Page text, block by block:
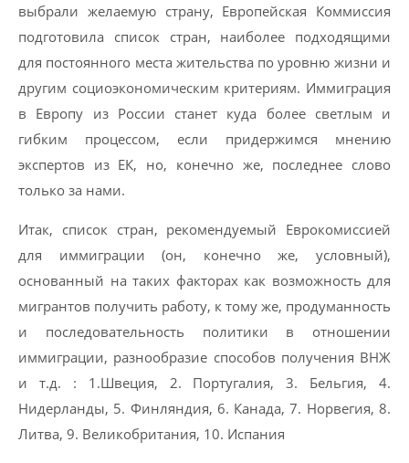
выбрали желаемую страну, Европейская Коммиссия
подготовила список стран, наиболее подходящими
для постоянного места жительства по уровню жизни и
другим социоэкономическим критериям. Иммиграция
в Европу из России станет куда более светлым и
гибким процессом, если придержимся мнению
экспертов из ЕК, но, конечно же, последнее слово
только за нами.
Итак, список стран, рекомендуемый Еврокомиссией
для иммиграции (он, конечно же, условный),
основанный на таких факторах как возможность для
мигрантов получить работу, к тому же, продуманность
и последовательность политики в отношении
иммиграции, разнообразие способов получения ВНЖ
и т.д. : 1.Швеция, 2. Португалия, 3. Бельгия, 4.
Нидерланды, 5. Финляндия, 6. Канада, 7. Норвегия, 8.
Литва, 9. Великобритания, 10. Испания